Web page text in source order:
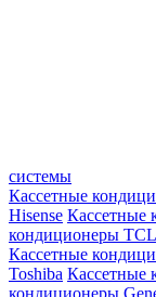
системы
Кассетные
Hisense Кассетные
кондиционеры TCL
Кассетные
Toshiba Кассетные
кондиционеры